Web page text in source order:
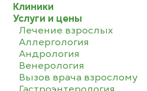
Клиники
Услуги и цены
Лечение взрослых
Аллергология
Андрология
Венерология
Вызов врача взрослому